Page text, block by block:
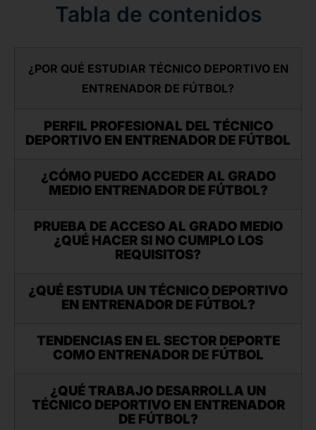
Tabla de contenidos
¿POR QUÉ ESTUDIAR TÉCNICO DEPORTIVO EN
ENTRENADOR DE FÚTBOL?
PERFIL PROFESIONAL DEL TÉCNICO
DEPORTIVO EN ENTRENADOR DE FÚTBOL
¿CÓMO PUEDO ACCEDER AL GRADO
MEDIO ENTRENADOR DE FÚTBOL?
PRUEBA DE ACCESO AL GRADO MEDIO
¿QUÉ HACER SI NO CUMPLO LOS
REQUISITOS?
¿QUÉ ESTUDIA UN TÉCNICO DEPORTIVO
EN ENTRENADOR DE FÚTBOL?
TENDENCIAS EN EL SECTOR DEPORTE
COMO ENTRENADOR DE FÚTBOL
¿QUÉ TRABAJO DESARROLLA UN
TÉCNICO DEPORTIVO EN ENTRENADOR
DE FÚTBOL?